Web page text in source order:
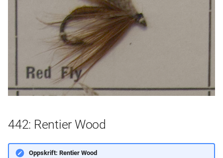
442: Rentier Wood
Oppskrift: Rentier Wood